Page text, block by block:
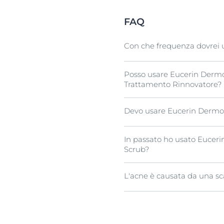
FAQ
Con che frequenza dovrei
Raccomandiamo di usare
delicata formula il
Posso usare Eucerin
Trattamento Rinnovatore?
Sì. Puoi usare lo scrub
Devo usare Eucerin
No. Usa Eucerin
qualsiasi traccia di make-
e stai attenta a non far
In passato ho usato
Scrub?
Abbiamo modificato la
L'acne è causata da una